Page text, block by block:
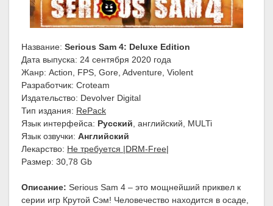
Название: Serious Sam 4: Deluxe Edition
Дата выпуска: 24 сентября 2020 года
Жанр: Action, FPS, Gore, Adventure, Violent
Разработчик: Croteam
Издательство: Devolver Digital
Тип издания: RePack
Язык интерфейса: Русский, английский, MULTi
Язык озвучки: Английский
Лекарство: Не требуется |DRM-Free|
Размер: 30,78 Gb
Описание: Serious Sam 4 – это мощнейший приквел к
серии игр Крутой Сэм! Человечество находится в осаде,